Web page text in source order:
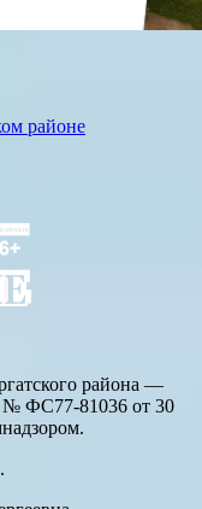
районе
района —
№ ФС77-81036 от 30